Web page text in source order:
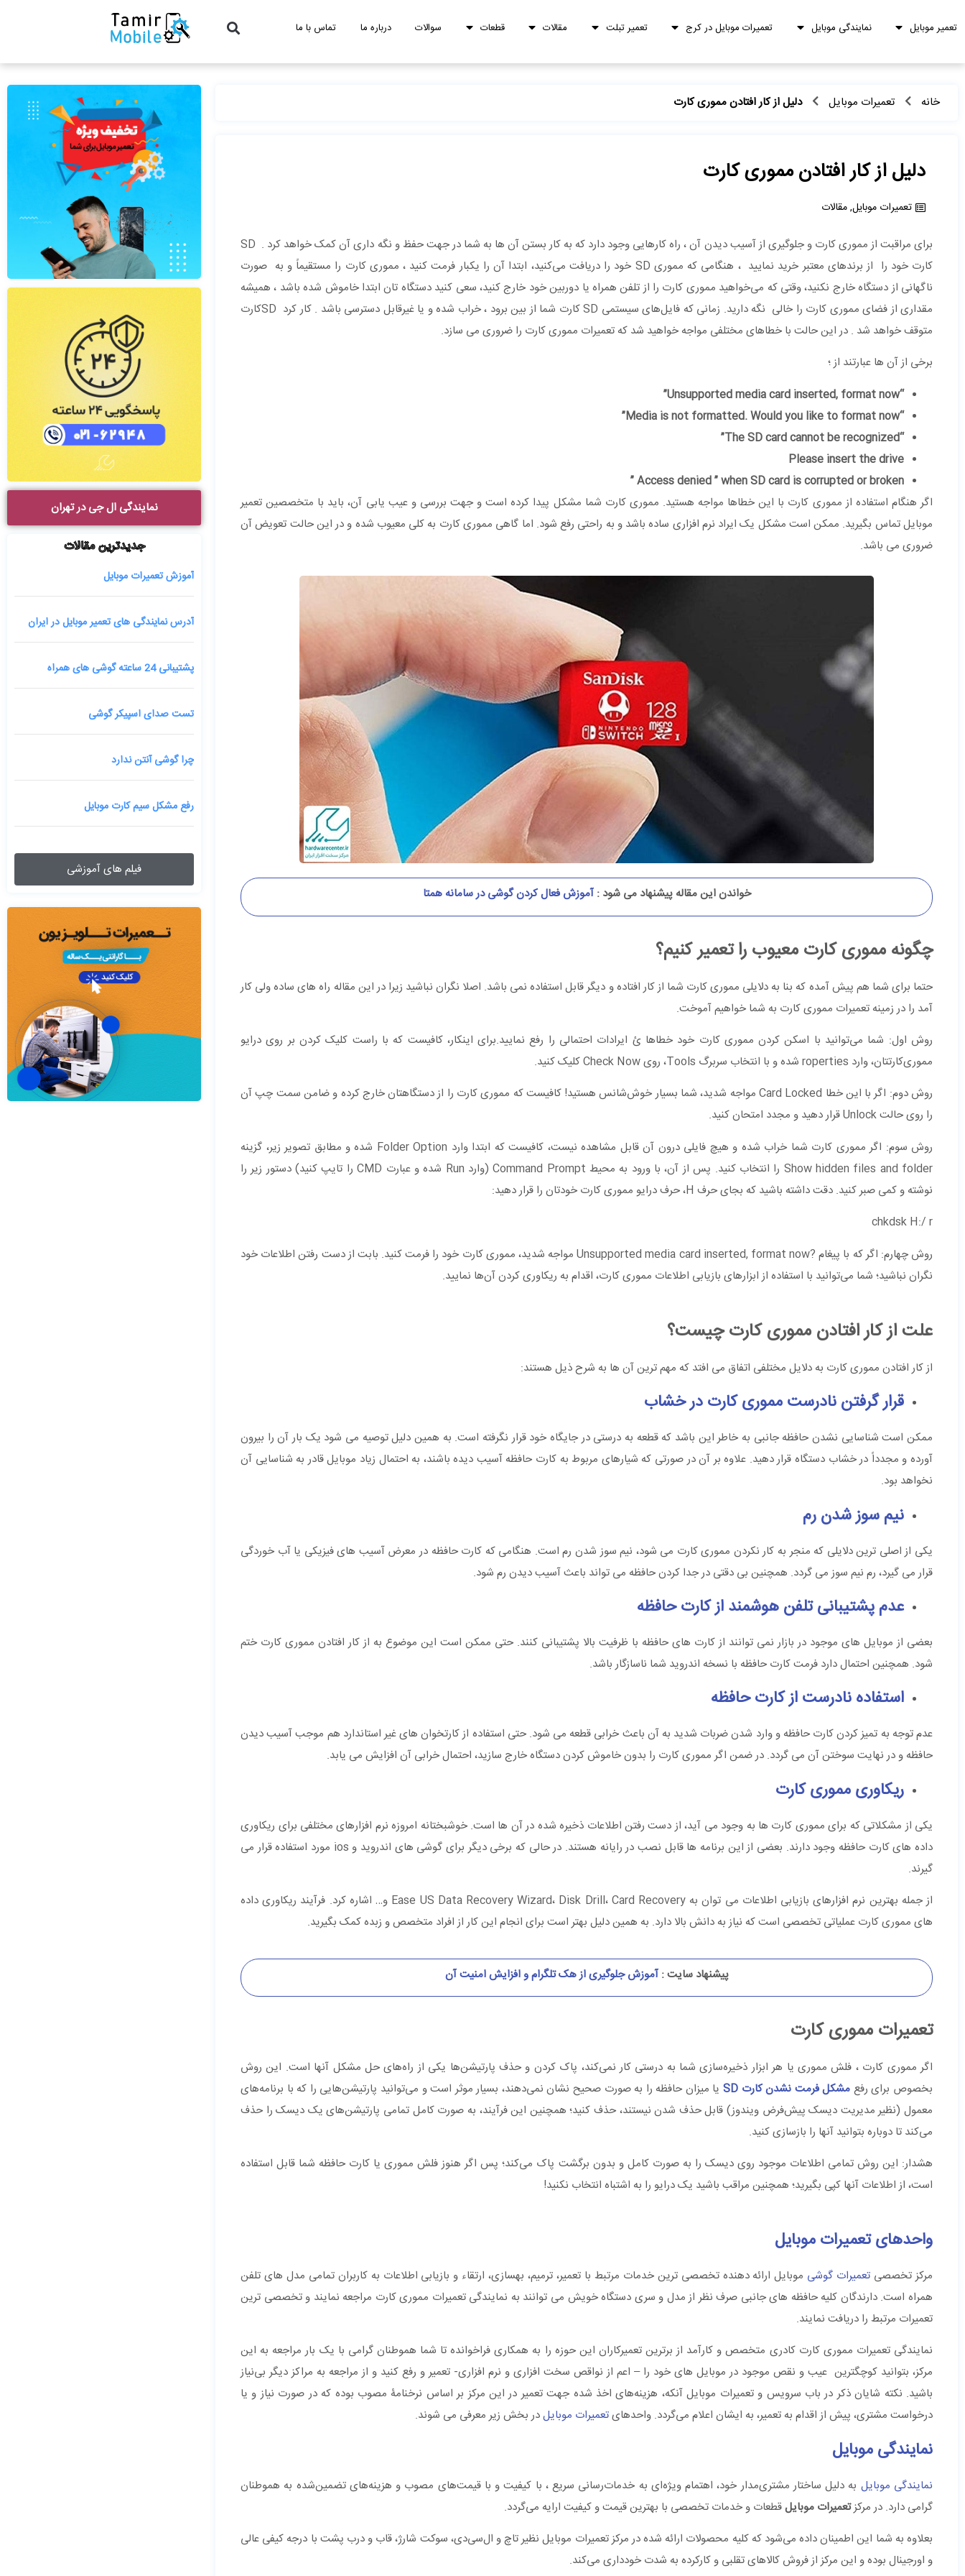
تعمیر موبایل نمایندگی موبایل تعمیرات موبایل در کرج تعمیر تبلت مقالات قطعات سوالات درباره ما تماس با ما
خانه تعمیرات موبایل دلیل از کار افتادن مموری کارت
دلیل از کار افتادن مموری کارت
تعمیرات موبایل,مقالات
برای مراقبت از مموری کارت و جلوگیری از آسیب دیدن آن ، راه کارهایی وجود دارد که به کار بستن آن ها به شما در جهت حفظ و نگه داری آن کمک خواهد کرد . SD
کارت خود را از برند‌های معتبر خرید نمایید ، هنگامی که مموری SD خود را دریافت می‌کنید، ابتدا آن را یکبار فرمت کنید ، مموری کارت را مستقیماً و به صورت
ناگهانی از دستگاه خارج نکنید، وقتی که می‌خواهید مموری کارت را از تلفن همراه یا دوربین خود خارج کنید، سعی کنید دستگاه‌ تان ابتدا خاموش شده باشد ، همیشه
مقداری از فضای مموری کارت را خالی نگه دارید. زمانی که فایل‌های سیستمی SD کارت شما از بین برود ، خراب شده و یا غیرقابل دسترسی‌ باشد . کار کرد SDکارت
متوقف خواهد شد . در این حالت با خطاهای مختلفی مواجه خواهید شد که تعمیرات مموری کارت را ضروری می سازد.
برخی از آن ها عبارتند از ؛
“Unsupported media card inserted, format now”
“Media is not formatted. Would you like to format now”
“The SD card cannot be recognized”
Please insert the drive
Access denied ” when SD card is corrupted or broken ”
اگر هنگام استفاده از مموری کارت با این خطاها مواجه هستید. مموری کارت شما مشکل پیدا کرده است و جهت بررسی و عیب یابی آن، باید با متخصصین تعمیر
موبایل تماس بگیرید. ممکن است مشکل یک ایراد نرم افزاری ساده باشد و به راحتی رفع شود. اما گاهی مموری کارت به کلی معیوب شده و در این حالت تعویض آن
ضروری می باشد.
خواندن این مقاله پیشنهاد می شود :آموزش فعال کردن گوشی در سامانه همتا
چگونه مموری کارت معیوب را تعمیر کنیم؟
حتما برای شما هم پیش آمده که بنا به دلایلی مموری کارت شما از کار افتاده و دیگر قابل استفاده نمی باشد. اصلا نگران نباشید زیرا در این مقاله راه های ساده ولی کار
آمد را در زمینه تعمیرات مموری کارت به شما خواهیم آموخت.
روش اول: شما می‌توانید با اسکن کردن مموری کارت خود خطاها ئ ایرادات احتمالی را رفع نمایید.برای اینکار، کافیست که با راست کلیک کردن بر روی درایو
مموری‌کارتتان، وارد roperties شده و با انتخاب سربرگ Tools، روی Check Now کلیک کنید.
روش دوم: اگر با این خطا Card Locked مواجه شدید، شما بسیار خوش‌شانس هستید! کافیست که مموری کارت را از دستگاهتان خارج کرده و ضامن سمت چپ آن
را روی حالت Unlock قرار دهید و مجدد امتحان کنید.
روش سوم: اگر مموری کارت شما خراب شده و هیچ فایلی درون آن قابل مشاهده نیست، کافیست که ابتدا وارد Folder Option شده و مطابق تصویر زیر، گزینه
Show hidden files and folder را انتخاب کنید. پس از آن، با ورود به محیط Command Prompt (وارد Run شده و عبارت CMD را تایپ کنید) دستور زیر را
نوشته و کمی صبر کنید. دقت داشته باشید که بجای حرف H، حرف درایو مموری کارت خودتان را قرار دهید:
chkdsk H:/ r
روش چهارم: اگر که با پیغام ?Unsupported media card inserted, format now مواجه شدید، مموری کارت خود را فرمت کنید. بابت از دست رفتن اطلاعات خود
نگران نباشید؛ شما می‌توانید با استفاده از ابزارهای بازیابی اطلاعات مموری کارت، اقدام به ریکاوری کردن آن‌ها نمایید.
علت از کار افتادن مموری کارت چیست؟
از کار افتادن مموری کارت به دلایل مختلفی اتفاق می ‌افتد که مهم ترین آن ها به شرح ذیل هستند:
قرار گرفتن نادرست مموری کارت در خشاب
ممکن است شناسایی نشدن حافظه جانبی به خاطر این باشد که قطعه به درستی در جایگاه خود قرار نگرفته است. به همین دلیل توصیه می شود یک بار آن را بیرون
آورده و مجدداً در خشاب دستگاه قرار دهید. علاوه بر آن در صورتی که شیارهای مربوط به کارت حافظه آسیب دیده باشند، به احتمال زیاد موبایل قادر به شناسایی آن
نخواهد بود.
نیم سوز شدن رم
یکی از اصلی‌ ترین دلایلی که منجر به کار نکردن مموری کارت می ‌شود، نیم سوز شدن رم است. هنگامی که کارت حافظه در معرض آسیب‌ های فیزیکی یا آب خوردگی
قرار می‌ گیرد، رم نیم سوز می ‌گردد. همچنین بی‌ دقتی در جدا کردن حافظه می ‌تواند باعث آسیب دیدن رم شود.
عدم پشتیبانی تلفن هوشمند از کارت حافظه
بعضی از موبایل ‌های موجود در بازار نمی ‌توانند از کارت ‌های حافظه با ظرفیت بالا پشتیبانی کنند. حتی ممکن است این موضوع به از کار افتادن مموری کارت ختم
شود. همچنین احتمال دارد فرمت کارت حافظه با نسخه اندروید شما ناسازگار باشد.
استفاده نادرست از کارت حافظه
عدم توجه به تمیز کردن کارت حافظه و وارد شدن ضربات شدید به آن باعث خرابی قطعه می ‌شود. حتی استفاده از کارتخوان‌ های غیر استاندارد هم موجب آسیب دیدن
حافظه و در نهایت سوختن آن می گردد. در ضمن اگر مموری کارت را بدون خاموش کردن دستگاه خارج سازید، احتمال خرابی آن افزایش می‌ یابد.
ریکاوری مموری کارت
یکی از مشکلاتی که برای مموری کارت‌ ها به وجود می ‌آید، از دست رفتن اطلاعات ذخیره شده در آن ها است. خوشبختانه امروزه نرم‌ افزارهای مختلفی برای ریکاوری
داده ‌های کارت حافظه وجود دارند. بعضی از این برنامه‌ ها قابل نصب در رایانه هستند. در حالی که برخی دیگر برای گوشی‌ های اندروید و ios مورد استفاده قرار می‌
گیرند.
از جمله بهترین نرم ‌افزارهای بازیابی اطلاعات می ‌توان به Ease US Data Recovery Wizard، Disk Drill، Card Recovery و… اشاره کرد. فرآیند ریکاوری داده‌
های مموری کارت عملیاتی تخصصی است که نیاز به دانش بالا دارد. به همین دلیل بهتر است برای انجام این کار از افراد متخصص و زبده کمک بگیرید.
پیشنهاد سایت :آموزش جلوگیری از هک تلگرام و افزایش امنیت آن
تعمیرات مموری کارت
اگر مموری کارت ، فلش مموری یا هر ابزار ذخیره‌سازی شما به درستی کار نمی‌کند، پاک کردن و حذف پارتیشن‌ها یکی از راه‌های حل مشکل آنها است. این روش
بخصوص برای رفع مشکل فرمت نشدن کارت SD
یا میزان حافظه را به صورت صحیح نشان نمی‌دهند، بسیار موثر است و می‌توانید پارتیشن‌هایی را که با برنامه‌های
معمول (نظیر مدیریت دیسک پیش‌‌فرض ویندوز) قابل حذف شدن نیستند، حذف کنید؛ همچنین این فرآیند، به صورت کامل تمامی پارتیشن‌های یک دیسک را حذف
می‌کند تا دوباره بتوانید آنها را بازسازی کنید.
هشدار: این روش تمامی اطلاعات موجود روی دیسک را به صورت کامل و بدون برگشت پاک می‌کند؛ پس اگر هنوز فلش مموری یا کارت حافظه شما قابل استفاده
است، از اطلاعات آنها کپی بگیرید؛ همچنین مراقب باشید یک درایو را به اشتباه انتخاب نکنید!
واحدهای تعمیرات موبایل
مرکز تخصصی تعمیرات گوشی موبایل ارائه دهنده تخصصی ترین خدمات مرتبط با تعمیر، ترمیم، بهسازی، ارتقاء و بازیابی اطلاعات به کاربران تمامی مدل های تلفن
همراه است. دارندگان کلیه حافظه های جانبی صرف نظر از مدل و سری دستگاه خویش می توانند به نمایندگی تعمیرات مموری کارت مراجعه نمایند و تخصصی ترین
تعمیرات مرتبط را دریافت نمایند.
نمایندگی تعمیرات مموری کارت کادری متخصص و کارآمد از برترین تعمیرکاران این حوزه را به همکاری فراخوانده تا شما هموطنان گرامی با یک بار مراجعه به این
مرکز، بتوانید کوچگترین عیب و نقص موجود در موبایل های خود را – اعم از نواقص سخت افزاری و نرم افزاری- تعمیر و رفع کنید و از مراجعه به مراکز دیگر بی‌نیاز
باشید. نکته شایان ذکر در باب سرویس و تعمیرات موبایل آنکه، هزینه‌های اخذ شده جهت تعمیر در این مرکز بر اساس نرخنامۀ مصوب بوده که در صورت نیاز و یا
درخواست مشتری، پیش از اقدام به تعمیر، به ایشان اعلام می‌گردد. واحدهایتعمیرات موبایلدر بخش زیر معرفی می شوند.
نمایندگی موبایل
نمایندگی موبایل به دلیل ساختار مشتری‌مدار خود، اهتمام ویژه‌ای به خدمات‌رسانی سریع ، با کیفیت و با قیمت‌های مصوب و هزینه‌های تضمین‌شده به هموطنان
گرامی دارد. در مرکزتعمیرات موبایلقطعات و خدمات تخصصی با بهترین قیمت و کیفیت ارایه می‌گردد.
بعلاوه به شما این اطمینان داده می‌شود که کلیه محصولات ارائه شده در مرکز تعمیرات موبایل ‌نظیر تاچ و ال‌سی‌دی، سوکت شارژ، قاب و درب پشت با درجه کیفی عالی
و اورجینال بوده و این مرکز از فروش کالاهای تقلبی و کارکرده به شدت خودداری می‌کند.
نمایندگی ال جی در تهران
جدیدترین مقالات
آموزش تعمیرات موبایل
آدرس نمایندگی های تعمیر موبایل در ایران
پشتیبانی 24 ساعته گوشی های همراه
تست صدای اسپیکر گوشی
چرا گوشی آنتن ندارد
رفع مشکل سیم کارت موبایل
فیلم های آموزشی